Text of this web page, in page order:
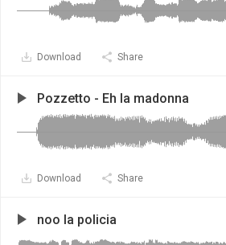
Download Share
Pozzetto - Eh la madonna
Download Share
noo la policia